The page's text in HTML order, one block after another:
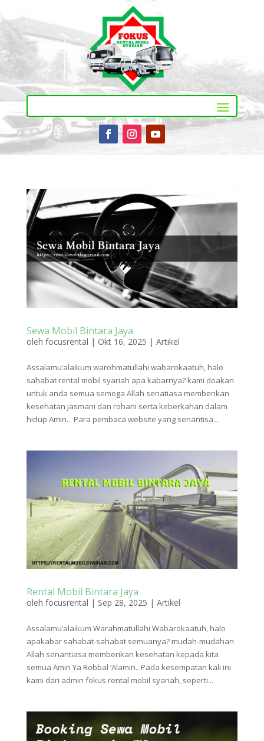
Sewa Mobil Bintara Jaya
oleh focusrental | Okt 16, 2025 | Artikel
Assalamu’alaikum warohmatullahi wabarokaatuh, halo
sahabat rental mobil syariah apa kabarnya? kami doakan
untuk anda semua semoga Allah senatiasa memberikan
kesehatan jasmani dan rohani serta keberkahan dalam
hidup Amin.. Para pembaca website yang senantisa...
Rental Mobil Bintara Jaya
oleh focusrental | Sep 28, 2025 | Artikel
Assalamu’alaikum Warahmatullahi Wabarokaatuh, halo
apakabar sahabat-sahabat semuanya? mudah-mudahan
Allah senantiasa memberikan kesehatan kepada kita
semua Amin Ya Robbal ‘Alamin.. Pada kesempatan kali ini
kami dari admin fokus rental mobil syariah, seperti...